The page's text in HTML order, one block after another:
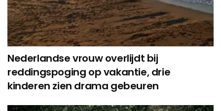
Nederlandse vrouw overlijdt bij
reddingspoging op vakantie, drie
kinderen zien drama gebeuren